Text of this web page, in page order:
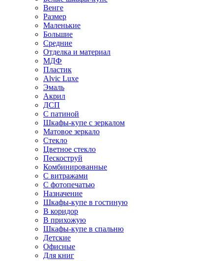
Венге
Размер
Маленькие
Большие
Средние
Отделка и материал
МДФ
Пластик
Alvic Luxe
Эмаль
Акрил
ДСП
С патиной
Шкафы-купе с зеркалом
Матовое зеркало
Стекло
Цветное стекло
Пескоструй
Комбинированные
С витражами
С фотопечатью
Назначение
Шкафы-купе в гостиную
В коридор
В прихожую
Шкафы-купе в спальню
Детские
Офисные
Для книг